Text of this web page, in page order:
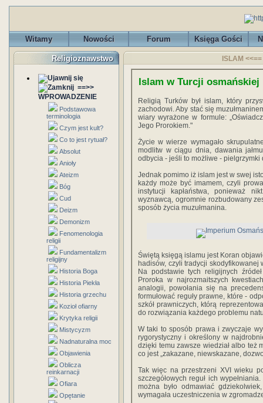
Witamy Nowości Forum Księga Gości
Religioznawstwo
==>>
WPROWADZENIE
Podstawowa
terminologia
Czym jest kult?
Co to jest rytuał?
Absolut
Anioły
Ateizm
Bóg
Cud
Deizm
Demonizm
Fenomenologia
religii
Fundamentalizm
religijny
Historia Boga
Historia Piekła
Historia grzechu
Kozioł ofiarny
Krytyka religii
Mistycyzm
Nadnaturalna moc
Objawienia
Oblicza
reinkarnacji
Ofiara
Opętanie
ISLAM
Islam w Turcji osmańskiej
Religią Turków był islam, który
zachodowi. Aby stać się
wiary wyrażone w formule:
Jego Prorokiem."
Życie w wierze wymagało
modlitw w ciągu dnia, dawania
odbycia - jeśli to możliwe -
Jednak pomimo iż islam jest w swej
każdy może być imamem, czyli
instytucji kapłaństwa, ponieważ
wyznawcą, ogromnie rozbudowany
sposób życia muzułmanina.
Świętą księgą islamu jest Koran
hadisów, czyli tradycji skodyfikowanej
Na podstawie tych religijnych
Proroka w najrozmaitszych
analogii, powołania się na
formułować reguły prawne, które -
szkół prawniczych, którą
do rozwiązania każdego problemu
W taki to sposób prawa i zwyczaje
rygorystyczny i określony w
dzięki temu zawsze wiedział albo też
co jest „zakazane, niewskazane,
Tak więc na przestrzeni XVI wieku
szczegółowych reguł ich
można było odmawiać
wymagała uczestniczenia w